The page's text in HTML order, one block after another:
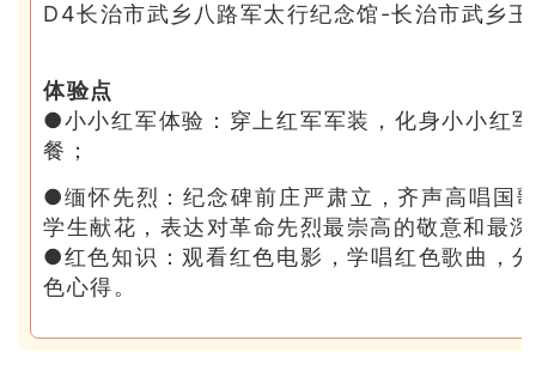
D4长治市武乡八路军太行纪念馆-长治市武乡
体验点
●小小红军体验：穿上红军军装，化身小小红
餐；
●缅怀先烈：纪念碑前庄严肃立，齐声高唱国
学生献花，表达对革命先烈最崇高的敬意和最
●红色知识：观看红色电影，学唱红色歌曲，
色心得。